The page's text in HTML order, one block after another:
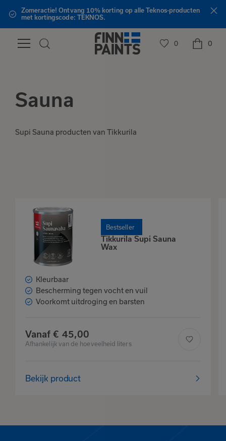
Zomeractie! Ontvang 10% korting op alle Teknos-producten
met kortingscode: TEKNOS.
0 0
Sauna
Supi Sauna producten van Tikkurila
Bestseller
Tikkurila Supi Sauna
Wax
Kleurbaar
Bescherming tegen vocht en vuil
Voorkomt uitdroging en barsten
Vanaf € 45,00
Afhankelijk van de hoeveelheid liters
Bekijk product